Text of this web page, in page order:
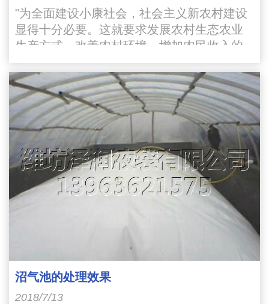
"为全面建设小康社会，社会主义新农村建设
显得十分必要。这就要求发展农村生态农业
生产方式，改善农村环境，增加农民收入的
宏伟目标。其中综合利用沼气池就是改变农
村环境的一个重要途径"
沼气池的处理效果
2018/7/13